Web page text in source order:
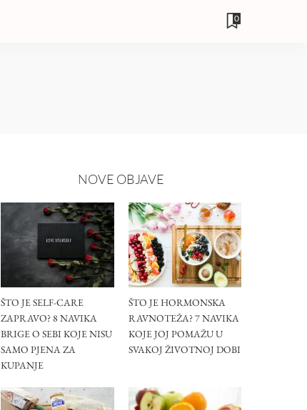
0
NOVE OBJAVE
ŠTO JE SELF-CARE
ZAPRAVO? 8 NAVIKA
BRIGE O SEBI KOJE NISU
SAMO PJENA ZA
KUPANJE
ŠTO JE HORMONSKA
RAVNOTEŽA? 7 NAVIKA
KOJE JOJ POMAŽU U
SVAKOJ ŽIVOTNOJ DOBI